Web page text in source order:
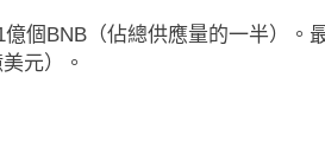
個BNB（佔總供應量的一半）。
元）。